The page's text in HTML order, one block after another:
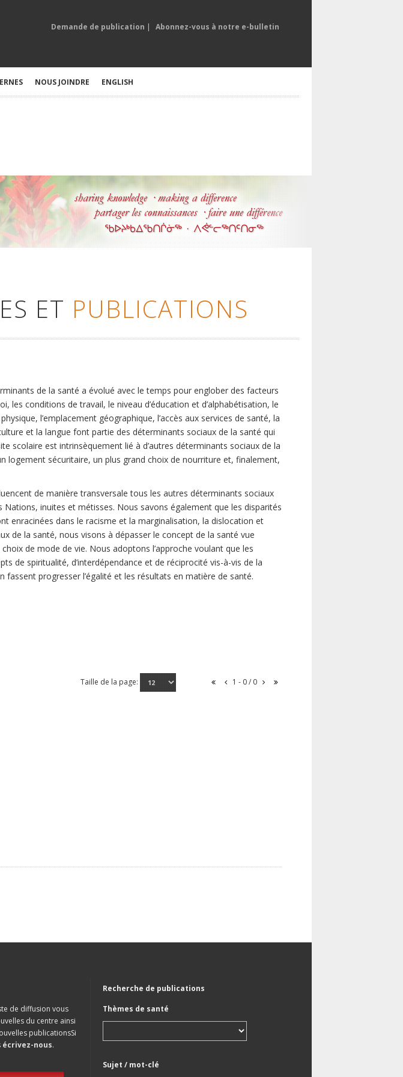
Demande de publication | Abonnez-vous à notre e-bulletin
NOUS JOINDRE ENGLISH
ET PUBLICATIONS
de la santé a évolué avec le temps pour englober des facteurs
les conditions de travail, le niveau d’éducation et d’alphabétisation, le
l’emplacement géographique, l’accès aux services de santé, la
et la langue font partie des déterminants sociaux de la santé qui
scolaire est intrinsèquement lié à d’autres déterminants sociaux de la
logement sécuritaire, un plus grand choix de nourriture et, finalement,
de manière transversale tous les autres déterminants sociaux
inuites et métisses. Nous savons également que les disparités
enracinées dans le racisme et la marginalisation, la dislocation et
de la santé, nous visons à dépasser le concept de la santé vue
de mode de vie. Nous adoptons l’approche voulant que les
de spiritualité, d’interdépendance et de réciprocité vis-à-vis de la
progresser l’égalité et les résultats en matière de santé.
Taille de la page: 1 - 0 / 0
de diffusion vous
du centre ainsi
publicationsSi
écrivez-nous.
Recherche de publications
Thèmes de santé
Sujet / mot-clé